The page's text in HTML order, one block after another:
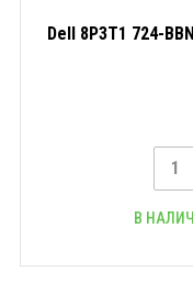
Dell 8P3T1 724-
В